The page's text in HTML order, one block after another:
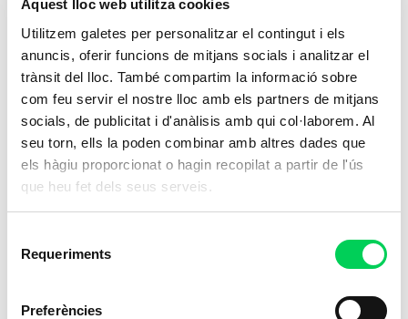
Aquest lloc web utilitza cookies
Utilitzem galetes per personalitzar el contingut i els
anuncis, oferir funcions de mitjans socials i analitzar el
trànsit del lloc. També compartim la informació sobre
com feu servir el nostre lloc amb els partners de mitjans
socials, de publicitat i d'anàlisis amb qui col·laborem. Al
seu torn, ells la poden combinar amb altres dades que
els hàgiu proporcionat o hagin recopilat a partir de l'ús
que heu fet dels seus serveis.
Requeriments
Preferències
Cures Auxiliars d’Infermeria
Capacita't per oferir atenció essencial en el
sector sanitari,una carrera amb un
impacte directe en el benestar dels
Presencial